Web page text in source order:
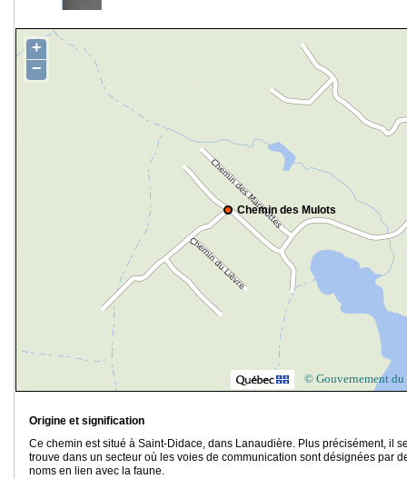
Chemin des Mulots
+
−
© Gouvernement du
Origine et signification
Ce chemin est situé à Saint-Didace, dans Lanaudière. Plus précisément, il
trouve dans un secteur où les voies de communication sont désignées par
noms en lien avec la faune.